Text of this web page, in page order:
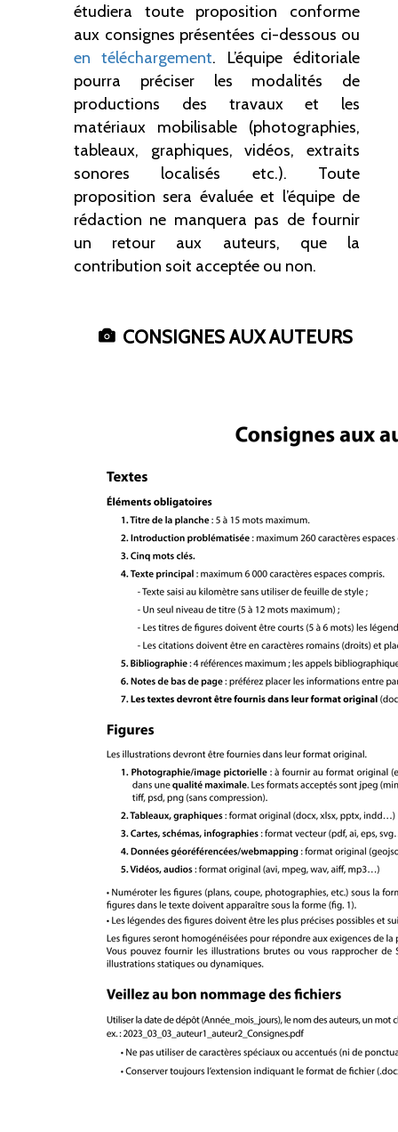
étudiera toute proposition conforme
aux consignes présentées ci-dessous ou
en téléchargement. L’équipe éditoriale
pourra préciser les modalités de
productions des travaux et les
matériaux mobilisable (photographies,
tableaux, graphiques, vidéos, extraits
sonores localisés etc.). Toute
proposition sera évaluée et l’équipe de
rédaction ne manquera pas de fournir
un retour aux auteurs, que la
contribution soit acceptée ou non.
CONSIGNES AUX AUTEURS